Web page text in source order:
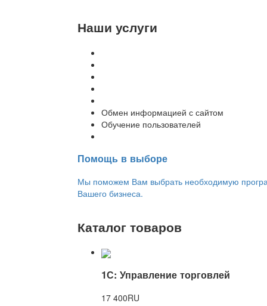
Наши услуги
Обмен информацией с сайтом
Обучение пользователей
Помощь в выборе
Мы поможем Вам выбрать необходимую
Вашего бизнеса.
Каталог товаров
1С: Управление торговлей
17 400RU